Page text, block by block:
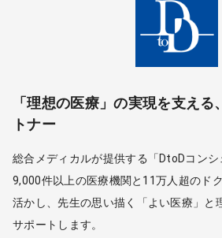
「理想の医療」の実現を支え
トナー
総合メディカルが提供する「DtoDコン
9,000件以上の医療機関と11万人超のド
活かし、先生の思い描く「よい医療」と
サポートします。